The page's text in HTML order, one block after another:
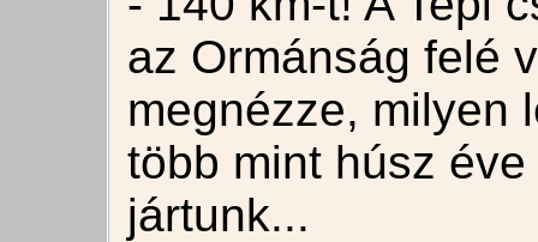
az Ormánság felé
megnézze, milyen
több mint húsz
jártunk...